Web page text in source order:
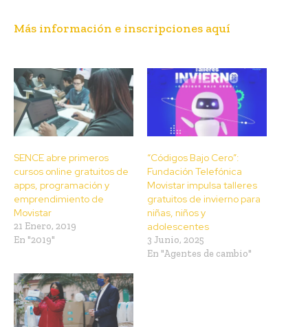
Más información e inscripciones aquí
SENCE abre primeros
cursos online gratuitos de
apps, programación y
emprendimiento de
Movistar
21 Enero, 2019
En "2019"
“Códigos Bajo Cero”:
Fundación Telefónica
Movistar impulsa talleres
gratuitos de invierno para
niñas, niños y
adolescentes
3 Junio, 2025
En "Agentes de cambio"